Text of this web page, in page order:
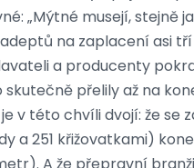
„Mýtné musejí, stejně
na zaplacení asi
a producenty
přelily až na
v této chvíli dvojí: že se
a 251 křižovatkami)